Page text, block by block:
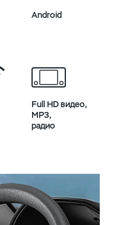
Android
Full HD видео,
MP3,
радио